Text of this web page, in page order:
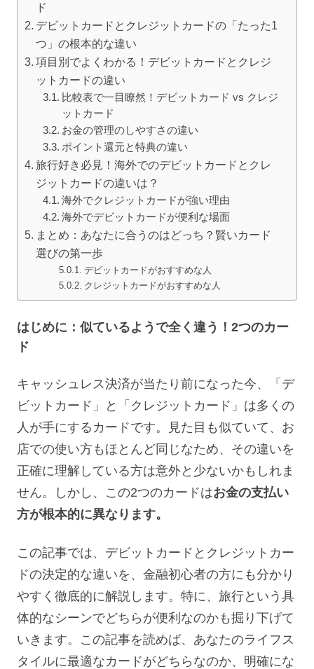
ド
デビットカードとクレジットカードの「たった1
つ」の根本的な違い
項目別でよくわかる！デビットカードとクレジ
ットカードの違い
比較表で一目瞭然！デビットカード vs クレジ
ットカード
お金の管理のしやすさの違い
ポイント還元と特典の違い
旅行好き必見！海外でのデビットカードとクレ
ジットカードの違いは？
海外でクレジットカードが強い理由
海外でデビットカードが便利な場面
まとめ：あなたに合うのはどっち？賢いカード
選びの第一歩
デビットカードがおすすめな人
クレジットカードがおすすめな人
はじめに：似ているようで全く違う！2つのカー
ド
キャッシュレス決済が当たり前になった今、「デ
ビットカード」と「クレジットカード」は多くの
人が手にするカードです。見た目も似ていて、お
店での使い方もほとんど同じなため、その違いを
正確に理解している方は意外と少ないかもしれま
せん。しかし、この2つのカードはお金の支払い
方が根本的に異なります。
この記事では、デビットカードとクレジットカー
ドの決定的な違いを、金融初心者の方にも分かり
やすく徹底的に解説します。特に、旅行という具
体的なシーンでどちらが便利なのかも掘り下げて
いきます。この記事を読めば、あなたのライフス
タイルに最適なカードがどちらなのか、明確にな